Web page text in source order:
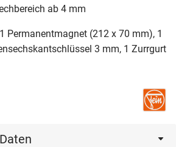
ab 4 mm
1 Permanentmagnet (212 x 70 mm), 1
3 mm, 1 Zurrgurt